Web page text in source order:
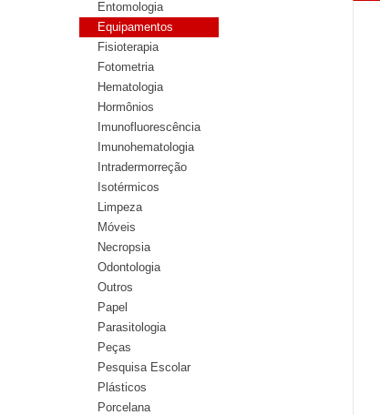
Entomologia
Equipamentos
Fisioterapia
Fotometria
Hematologia
Hormônios
Imunofluorescência
Imunohematologia
Intradermorreção
Isotérmicos
Limpeza
Móveis
Necropsia
Odontologia
Outros
Papel
Parasitologia
Peças
Pesquisa Escolar
Plásticos
Porcelana